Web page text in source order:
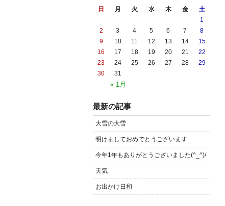
日 月 火 水 木 金 土
« 1月
1
2
3 4 5 6 7
8
9
10 11 12 13 14
15
16
17 18 19 20 21
22
23
24 25 26 27 28
29
30
31
最新の記事
大雪の大雪
明けましておめでとうございます
今年1年もありがとうございました(^_^)/
天気
お出かけ日和